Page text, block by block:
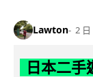
Lawton 2 日
日本二